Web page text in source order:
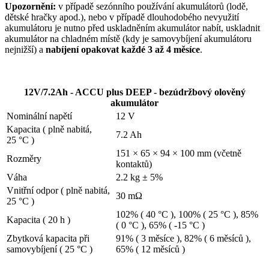
Upozornění: v případě sezónního používání akumulátorů (lodě,
dětské hračky apod.), nebo v případě dlouhodobého nevyužití
akumulátoru je nutno před uskladněním akumulátor nabít, uskladnit
akumulátor na chladném místě (kdy je samovybíjení akumulátoru
nejnižší) a nabíjení opakovat každé 3 až 4 měsíce.
12V/7.2Ah - ACCU plus DEEP - bezúdržbový olověný
akumulátor
Nominální napětí
12 V
Kapacita ( plně nabitá,
25 °C )
7.2 Ah
Rozměry
151 × 65 × 94 × 100 mm (včetně
kontaktů)
Váha
2.2 kg ± 5%
Vnitřní odpor ( plně nabitá,
25 °C )
30 mΩ
Kapacita ( 20 h )
102% ( 40 °C ), 100% ( 25 °C ), 85%
( 0 °C ), 65% ( -15 °C )
Zbytková kapacita při
samovybíjení ( 25 °C )
91% ( 3 měsíce ), 82% ( 6 měsíců ),
65% ( 12 měsíců )